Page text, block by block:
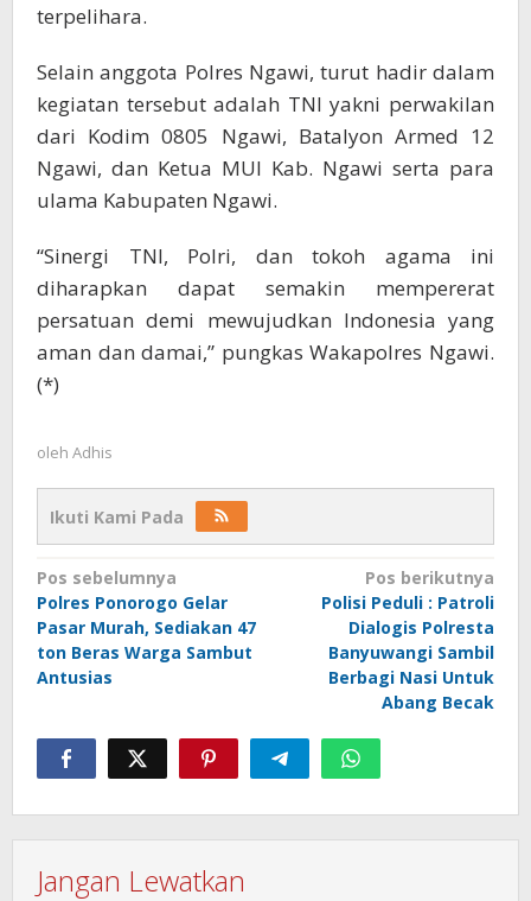
terpelihara.
Selain anggota Polres Ngawi, turut hadir dalam
kegiatan tersebut adalah TNI yakni perwakilan
dari Kodim 0805 Ngawi, Batalyon Armed 12
Ngawi, dan Ketua MUI Kab. Ngawi serta para
ulama Kabupaten Ngawi.
“Sinergi TNI, Polri, dan tokoh agama ini
diharapkan dapat semakin mempererat
persatuan demi mewujudkan Indonesia yang
aman dan damai,” pungkas Wakapolres Ngawi.
(*)
oleh Adhis
Ikuti Kami Pada
Navigasi
pos
Pos sebelumnya
Polres Ponorogo Gelar
Pasar Murah, Sediakan 47
ton Beras Warga Sambut
Antusias
Pos berikutnya
Polisi Peduli : Patroli
Dialogis Polresta
Banyuwangi Sambil
Berbagi Nasi Untuk
Abang Becak
Jangan Lewatkan